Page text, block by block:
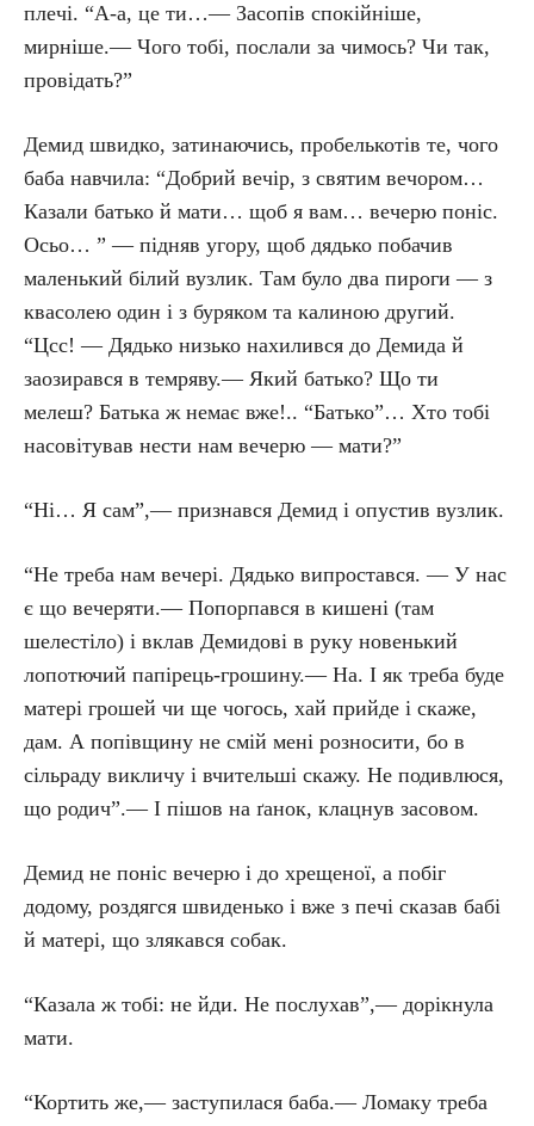
плечі. “А-а, це ти…— Засопів спокійніше,
мирніше.— Чого тобі, послали за чимось? Чи так,
провідать?”
Демид швидко, затинаючись, пробелькотів те, чого
баба навчила: “Добрий вечір, з святим вечором…
Казали батько й мати… щоб я вам… вечерю поніс.
Осьо… ” — підняв угору, щоб дядько побачив
маленький білий вузлик. Там було два пироги — з
квасолею один і з буряком та калиною другий.
“Цсс! — Дядько низько нахилився до Демида й
заозирався в темряву.— Який батько? Що ти
мелеш? Батька ж немає вже!.. “Батько”… Хто тобі
насовітував нести нам вечерю — мати?”
“Ні… Я сам”,— признався Демид і опустив вузлик.
“Не треба нам вечері. Дядько випростався. — У нас
є що вечеряти.— Попорпався в кишені (там
шелестіло) і вклав Демидові в руку новенький
лопотючий папірець-грошину.— На. І як треба буде
матері грошей чи ще чогось, хай прийде і скаже,
дам. А попівщину не смій мені розносити, бо в
сільраду викличу і вчительші скажу. Не подивлюся,
що родич”.— І пішов на ґанок, клацнув засовом.
Демид не поніс вечерю і до хрещеної, а побіг
додому, роздягся швиденько і вже з печі сказав бабі
й матері, що злякався собак.
“Казала ж тобі: не йди. Не послухав”,— дорікнула
мати.
“Кортить же,— заступилася баба.— Ломаку треба